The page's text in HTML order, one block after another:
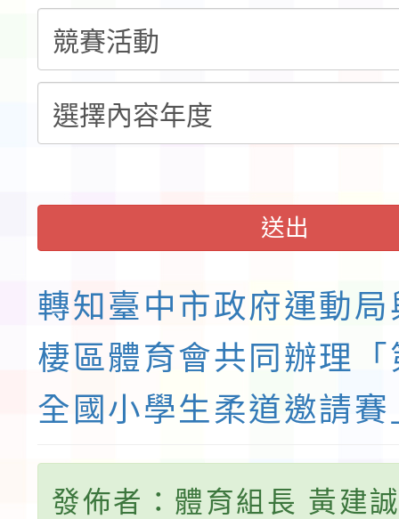
「115年桃園市運動會
錦標賽」海洋艇及
域)，申請變更地點
「114-115年度
計畫」公費接種對象擴
115學年度迎新活動暨
會活動流程表
送出
轉知臺中市政府運動
棲區體育會共同辦理
全國小學生柔道邀請賽
發佈者：體育組長 黃建